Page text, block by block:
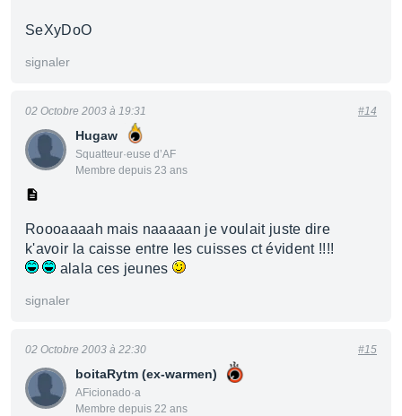
SeXyDoO
signaler
Hugaw
Squatteur·euse d’AF
Membre depuis 23 ans
02 Octobre 2003 à 19:31 #14
Roooaaaah mais naaaaan je voulait juste dire
k'avoir la caisse entre les cuisses ct évident !!!!
alala ces jeunes
signaler
boitaRytm (ex-warmen)
AFicionado·a
Membre depuis 22 ans
02 Octobre 2003 à 22:30 #15